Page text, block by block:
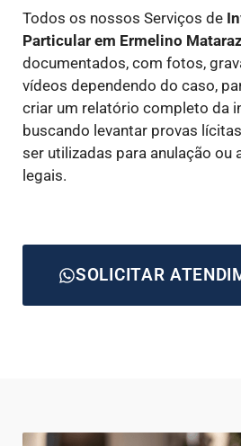
Todos os nossos Serviços de
Particular em Ermelino
documentados, com fotos,
vídeos dependendo do caso,
criar um relatório completo da
buscando levantar provas
ser utilizadas para anulação ou
legais.
SOLICITAR